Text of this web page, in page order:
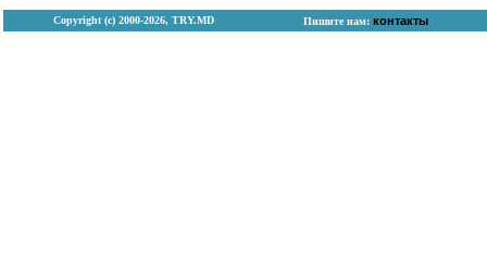
Copyright (с) 2000-2026, TRY.MD Пишите нам: контакты